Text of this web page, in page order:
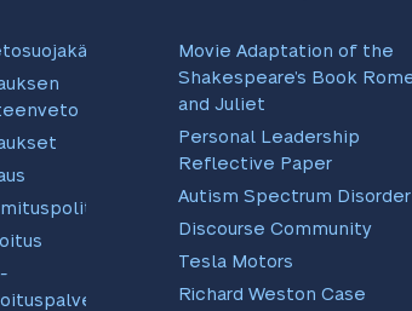
Movie Adaptation of the
Shakespeare’s Book
and Juliet
Personal Leadership
Reflective Paper
Autism Spectrum Disorder
Discourse Community
Tesla Motors
Richard Weston Case